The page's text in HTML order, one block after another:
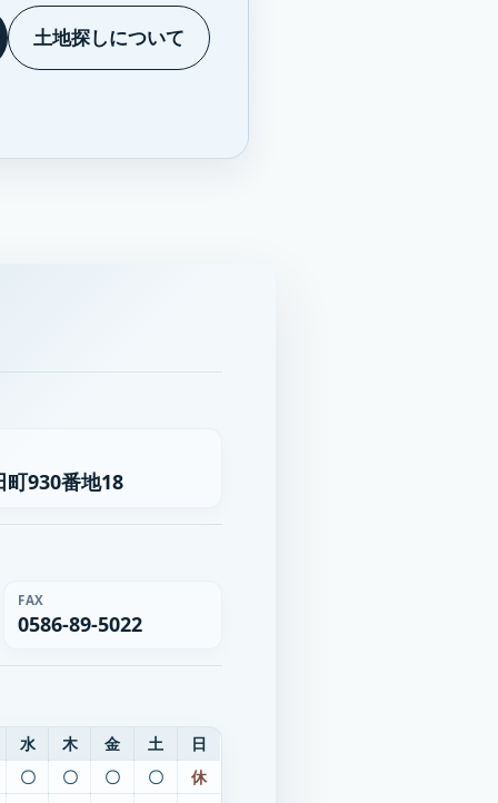
土地探しについて
町930番地18
FAX
0586-89-5022
水 木 金 土
日
〇
〇 〇 〇
休